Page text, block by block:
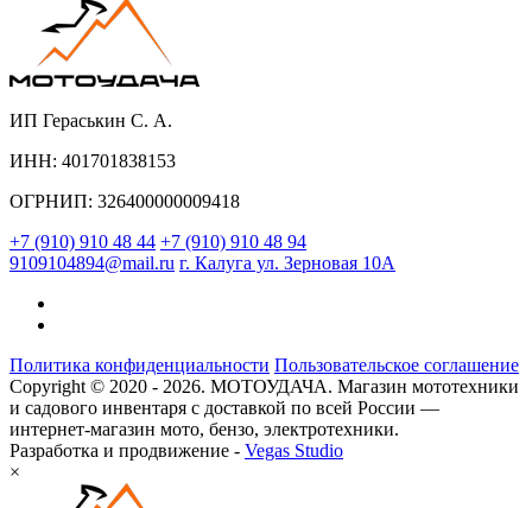
ИП Гераськин С. А.
ИНН: 401701838153
ОГРНИП: 326400000009418
+7 (910) 910 48 44 +7 (910) 910 48 94
9109104894@mail.ru г. Калуга ул. Зерновая 10А
Политика конфиденциальности Пользовательское соглашение
Copyright © 2020 - 2026. МОТОУДАЧА. Магазин мототехники
и садового инвентаря с доставкой по всей России —
интернет-магазин мото, бензо, электротехники.
Разработка и продвижение - Vegas Studio
×